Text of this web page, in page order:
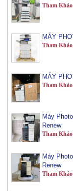
Tham Khảo
Tham Khảo
Renew
Tham Khảo
Renew
Tham Khảo